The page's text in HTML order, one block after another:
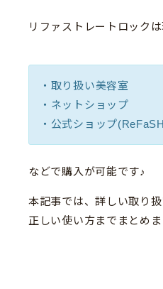
リファストレートロックは
・取り扱い美容室
・ネットショップ
・公式ショップ
などで購入が可能です♪
本記事では、詳しい取り
正しい使い方までまとめま